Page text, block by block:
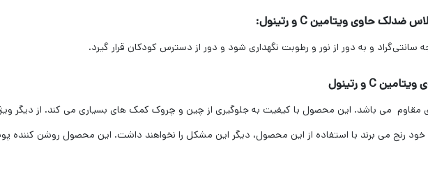
مقاوم می باشد. این محصول با کیفیت به جلوگیری از چین و چروک کمک های بسیاری می کند. از دیگر
خود رنج می برند با استفاده از این محصول، دیگر این مشکل را نخواهند داشت. این محصول روشن